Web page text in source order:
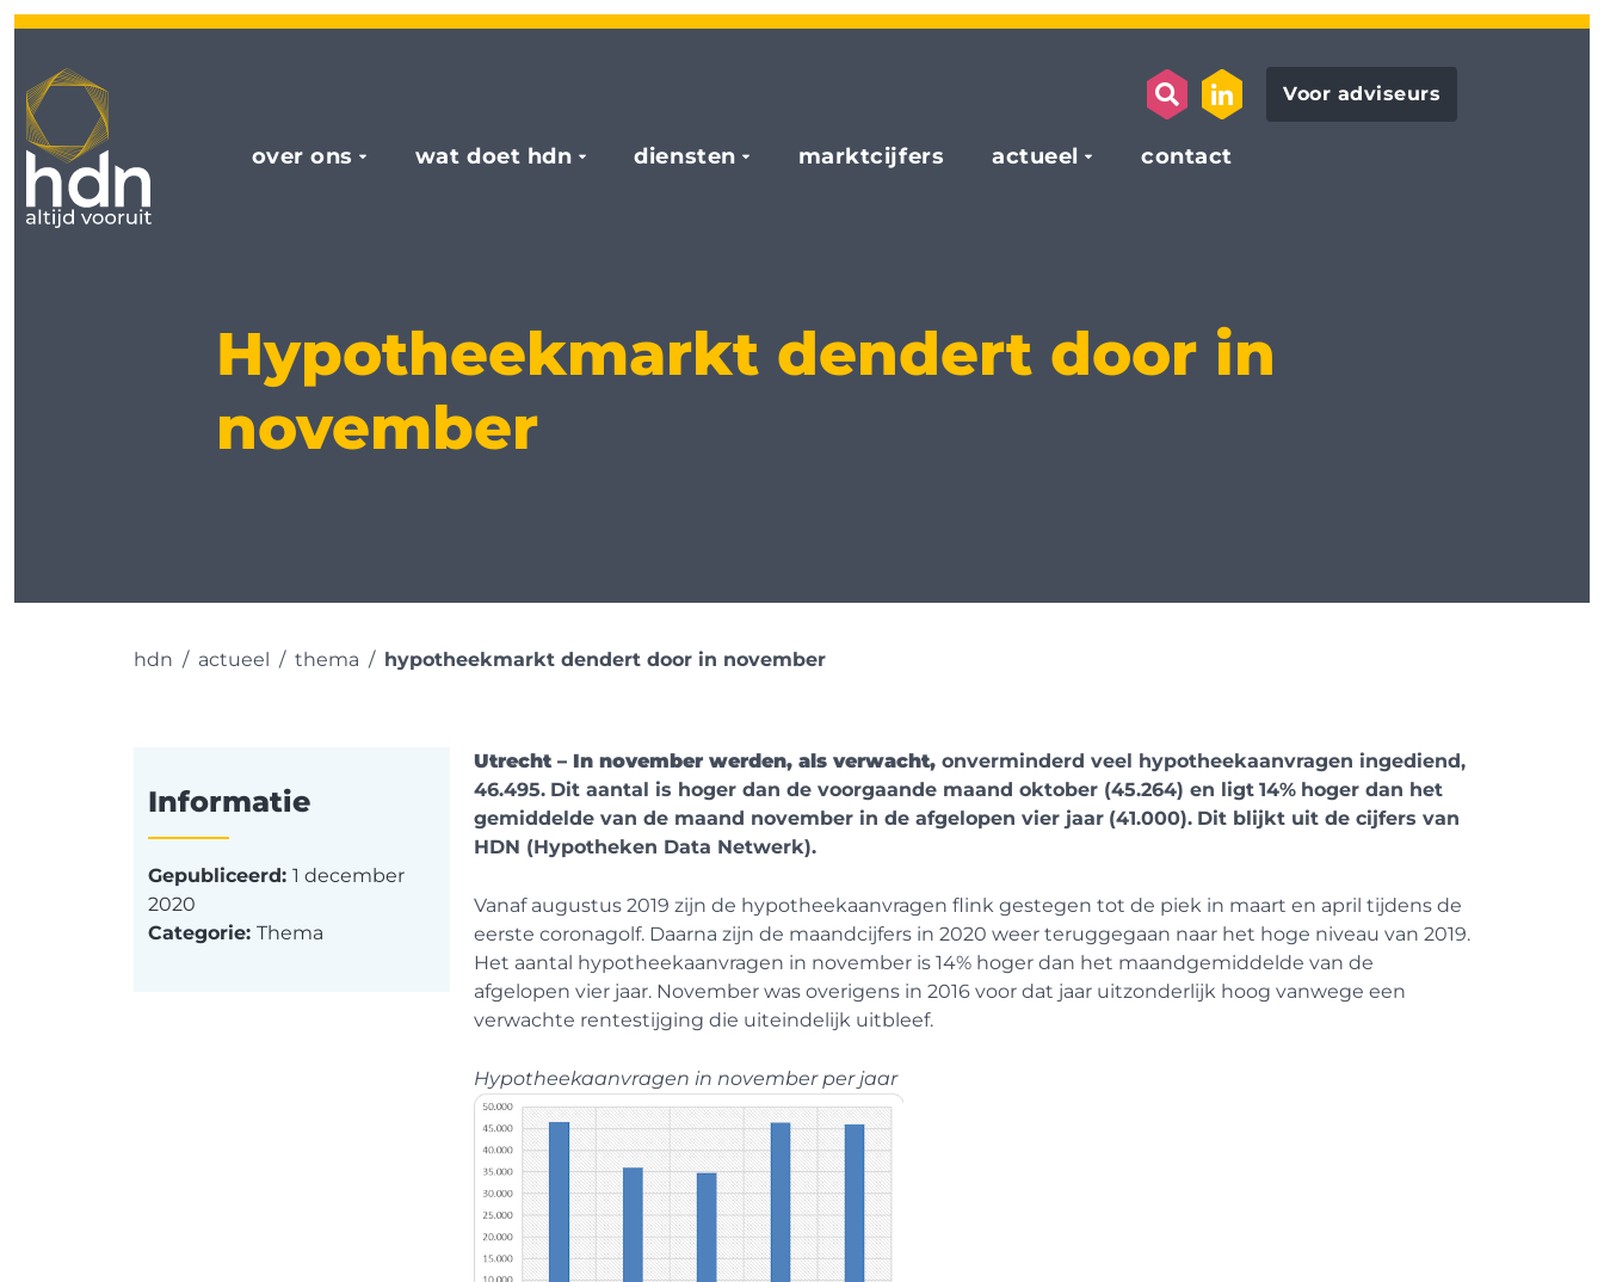
over ons wat doet hdn diensten marktcijfers actueel contact
search opener
link to the linkedin page
Voor adviseurs
Hypotheekmarkt dendert door in
november
hdn actueel thema hypotheekmarkt dendert door in november
Informatie
Gepubliceerd: 1 december
2020
Categorie: Thema
Utrecht – In november werden, als verwacht, onverminderd veel hypotheekaanvragen ingediend,
46.495. Dit aantal is hoger dan de voorgaande maand oktober (45.264) en ligt 14% hoger dan het
gemiddelde van de maand november in de afgelopen vier jaar (41.000). Dit blijkt uit de cijfers van
HDN (Hypotheken Data Netwerk).
Vanaf augustus 2019 zijn de hypotheekaanvragen flink gestegen tot de piek in maart en april tijdens de
eerste coronagolf. Daarna zijn de maandcijfers in 2020 weer teruggegaan naar het hoge niveau van 2019.
Het aantal hypotheekaanvragen in november is 14% hoger dan het maandgemiddelde van de
afgelopen vier jaar. November was overigens in 2016 voor dat jaar uitzonderlijk hoog vanwege een
verwachte rentestijging die uiteindelijk uitbleef.
Hypotheekaanvragen in november per jaar